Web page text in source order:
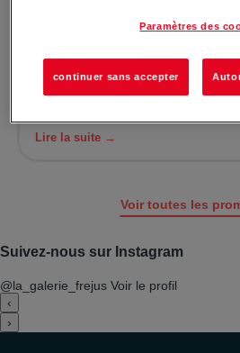
Du 24/07/2026 au 13/08/2026
fleurs, des broderies anglaises et
Lire la suite →
Voir toutes les
Suivez-nous sur Instagram
@la_galerie_frejus Voir le profil
‹
›
Paramètres des
continuer sans accepter